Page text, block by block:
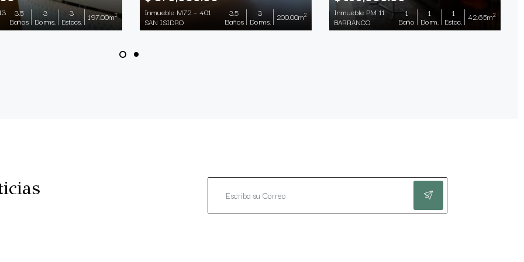
3.5
Baños
3
Dorms.
3
Estacs. 197.00m2 Inmueble M72 – 401
SAN ISIDRO
3.5
Baños
3
Dorms. 200.00m2 Inmueble PM 11
BARRANCO
1
Baño
1
Dorm.
1
Estac. 42.65m2